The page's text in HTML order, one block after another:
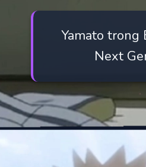
Yamato trong
Next
https://